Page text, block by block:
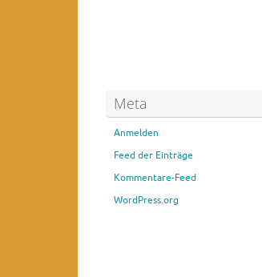
Meta
Anmelden
Feed der Einträge
Kommentare-Feed
WordPress.org